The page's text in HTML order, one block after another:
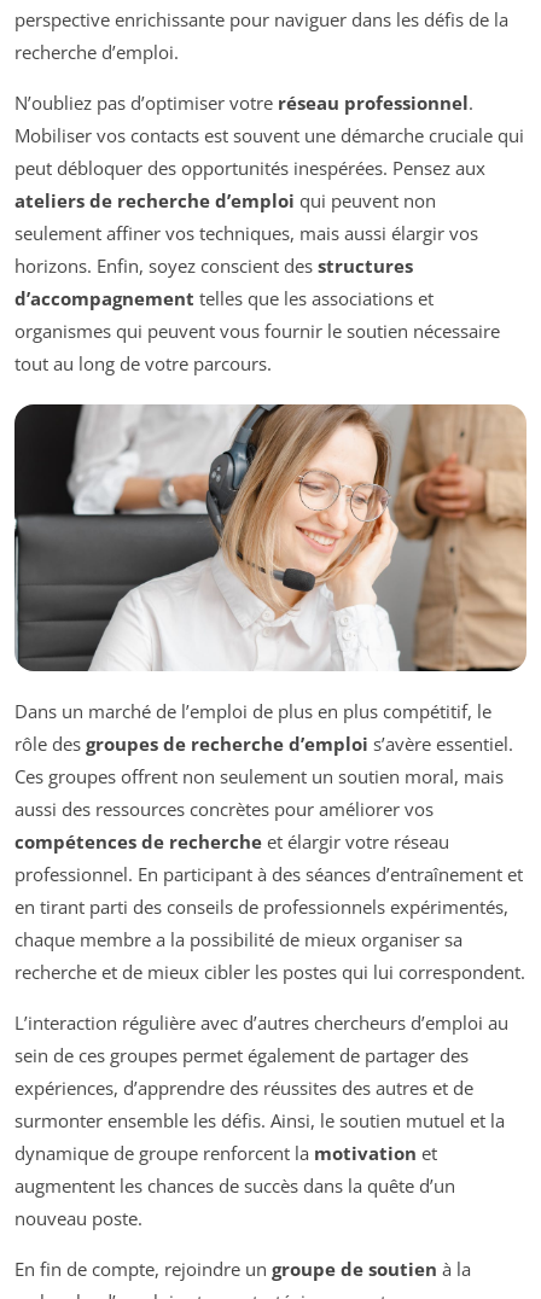
perspective enrichissante pour naviguer dans les défis de la
recherche d’emploi.
N’oubliez pas d’optimiser votre réseau professionnel.
Mobiliser vos contacts est souvent une démarche cruciale qui
peut débloquer des opportunités inespérées. Pensez aux
ateliers de recherche d’emploi qui peuvent non
seulement affiner vos techniques, mais aussi élargir vos
horizons. Enfin, soyez conscient des structures
d’accompagnement telles que les associations et
organismes qui peuvent vous fournir le soutien nécessaire
tout au long de votre parcours.
Dans un marché de l’emploi de plus en plus compétitif, le
rôle des groupes de recherche d’emploi s’avère essentiel.
Ces groupes offrent non seulement un soutien moral, mais
aussi des ressources concrètes pour améliorer vos
compétences de recherche et élargir votre réseau
professionnel. En participant à des séances d’entraînement et
en tirant parti des conseils de professionnels expérimentés,
chaque membre a la possibilité de mieux organiser sa
recherche et de mieux cibler les postes qui lui correspondent.
L’interaction régulière avec d’autres chercheurs d’emploi au
sein de ces groupes permet également de partager des
expériences, d’apprendre des réussites des autres et de
surmonter ensemble les défis. Ainsi, le soutien mutuel et la
dynamique de groupe renforcent la motivation et
augmentent les chances de succès dans la quête d’un
nouveau poste.
En fin de compte, rejoindre un groupe de soutien à la